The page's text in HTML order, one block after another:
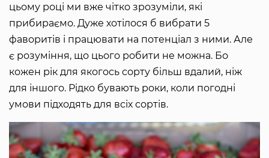
цьому році ми вже чітко зрозуміли, які
прибираємо. Дуже хотілося б вибрати 5
фаворитів і працювати на потенціал з ними. Але
є розуміння, що цього робити не можна. Бо
кожен рік для якогось сорту більш вдалий, ніж
для іншого. Рідко бувають роки, коли погодні
умови підходять для всіх сортів.